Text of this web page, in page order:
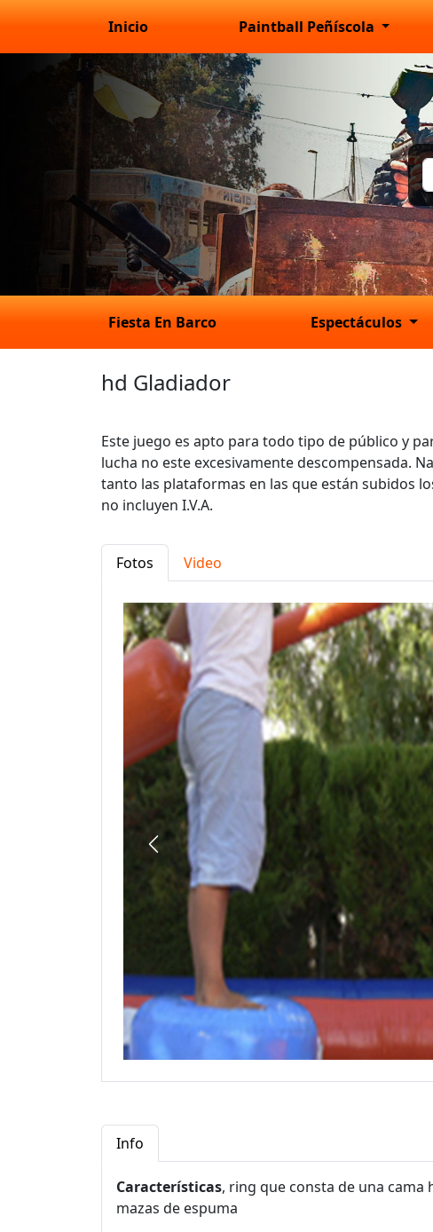
Inicio Paintball Peñíscola
Fiesta En Barco Espectáculos
hd Gladiador
Este juego es apto para todo tipo de público y
lucha no este excesivamente descompensada.
tanto las plataformas en las que están subidos
no incluyen I.V.A.
Fotos Video
Info
Características, ring que consta de una
mazas de espuma